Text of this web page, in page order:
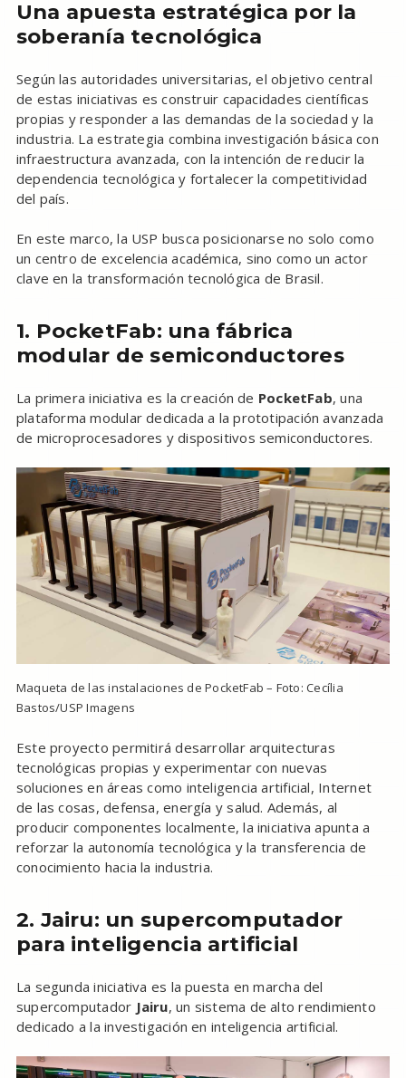
Una apuesta estratégica por la
soberanía tecnológica
Según las autoridades universitarias, el objetivo central
de estas iniciativas es construir capacidades científicas
propias y responder a las demandas de la sociedad y la
industria. La estrategia combina investigación básica con
infraestructura avanzada, con la intención de reducir la
dependencia tecnológica y fortalecer la competitividad
del país.
En este marco, la USP busca posicionarse no solo como
un centro de excelencia académica, sino como un actor
clave en la transformación tecnológica de Brasil.
1. PocketFab: una fábrica
modular de semiconductores
La primera iniciativa es la creación de PocketFab, una
plataforma modular dedicada a la prototipación avanzada
de microprocesadores y dispositivos semiconductores.
Maqueta de las instalaciones de PocketFab – Foto: Cecília
Bastos/USP Imagens
Este proyecto permitirá desarrollar arquitecturas
tecnológicas propias y experimentar con nuevas
soluciones en áreas como inteligencia artificial, Internet
de las cosas, defensa, energía y salud. Además, al
producir componentes localmente, la iniciativa apunta a
reforzar la autonomía tecnológica y la transferencia de
conocimiento hacia la industria.
2. Jairu: un supercomputador
para inteligencia artificial
La segunda iniciativa es la puesta en marcha del
supercomputador Jairu, un sistema de alto rendimiento
dedicado a la investigación en inteligencia artificial.